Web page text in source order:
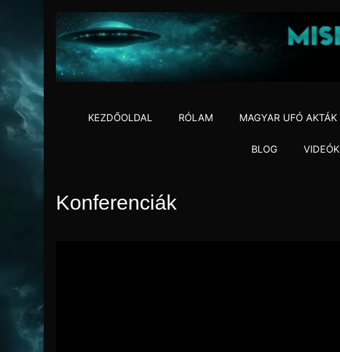
content
KEZDŐOLDAL RÓLAM MAGYAR UFÓ AKTÁK
BLOG VIDEÓK
Konferenciák